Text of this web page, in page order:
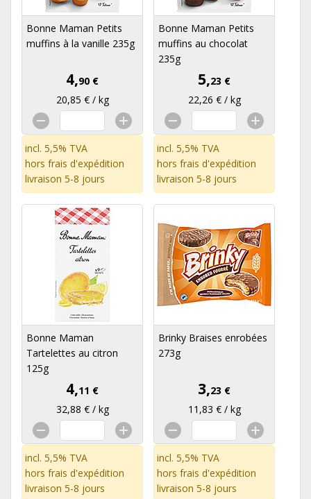
Bonne Maman Petits
muffins à la vanille 235g
4,90 €
20,85 € / kg
incl. 5,5% TVA
hors frais d'expédition
livraison 5-8 jours
Bonne Maman Petits
muffins au chocolat
235g
5,23 €
22,26 € / kg
incl. 5,5% TVA
hors frais d'expédition
livraison 5-8 jours
Bonne Maman
Tartelettes au citron
125g
4,11 €
32,88 € / kg
incl. 5,5% TVA
hors frais d'expédition
livraison 5-8 jours
Brinky Braises enrobées
273g
3,23 €
11,83 € / kg
incl. 5,5% TVA
hors frais d'expédition
livraison 5-8 jours